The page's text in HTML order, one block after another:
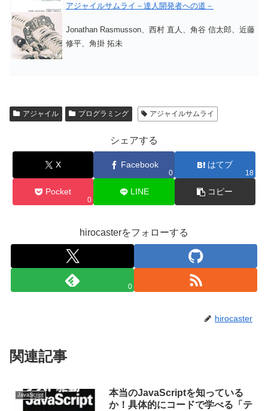
アジャイルサムライ－達人開発者への道－
Jonathan Rasmusson、西村 直人、角谷 信太郎、近藤
修平、角掛 拓未
アジャイル プログラミング アジャイルサムライ
シェアする
X Facebook
0
はてブ
18
Pocket
0
LINE コピー
hirocasterをフォローする
0
hirocaster
関連記事
JavaScript
本当のJavaScriptを知っている
か！具体的にコードで学べる「テ